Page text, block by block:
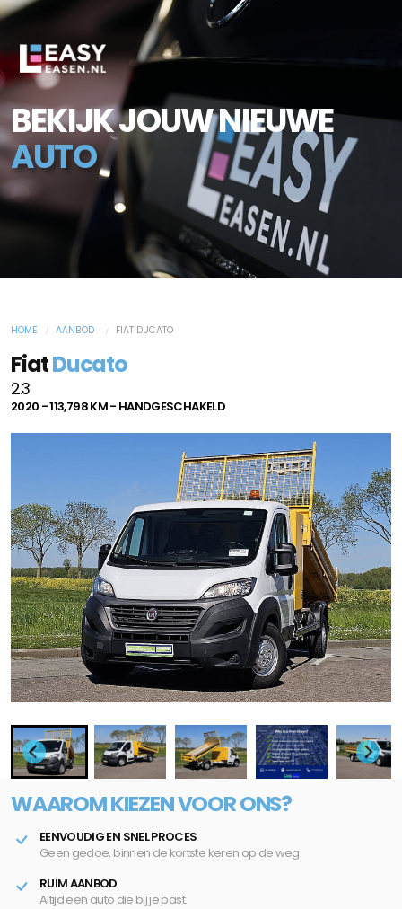
BEKIJK JOUW NIEUWE
AUTO
HOME AANBOD FIAT DUCATO
FiatDucato
2.3
2020 - 113,798 KM - HANDGESCHAKELD
WAAROM KIEZEN VOOR ONS?
EENVOUDIG EN SNEL PROCES
Geen gedoe, binnen de kortste keren op de weg.
RUIM AANBOD
Altijd een auto die bij je past.